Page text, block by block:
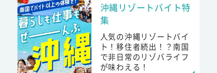
沖縄リゾートバイト特
集
人気の沖縄リゾートバイ
ト！移住者続出！？南国
で非日常のリゾバライフ
が味わえる！